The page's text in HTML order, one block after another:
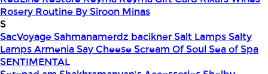
Rosery Routine By Siroon Minas
S
SacVoyageSahmanamerdz baciknerSalt LampsSalty
Lamps ArmeniaSay CheeseScream Of SoulSea of Spa
SENTIMENTAL